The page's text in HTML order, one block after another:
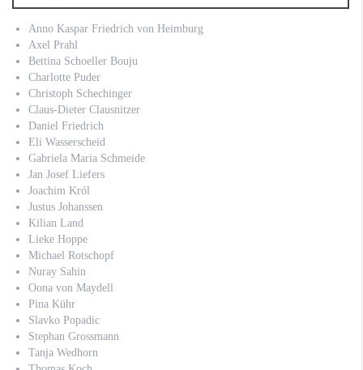
Anno Kaspar Friedrich von Heimburg
Axel Prahl
Bettina Schoeller Bouju
Charlotte Puder
Christoph Schechinger
Claus-Dieter Clausnitzer
Daniel Friedrich
Eli Wasserscheid
Gabriela Maria Schmeide
Jan Josef Liefers
Joachim Król
Justus Johanssen
Kilian Land
Lieke Hoppe
Michael Rotschopf
Nuray Sahin
Oona von Maydell
Pina Kühr
Slavko Popadic
Stephan Grossmann
Tanja Wedhorn